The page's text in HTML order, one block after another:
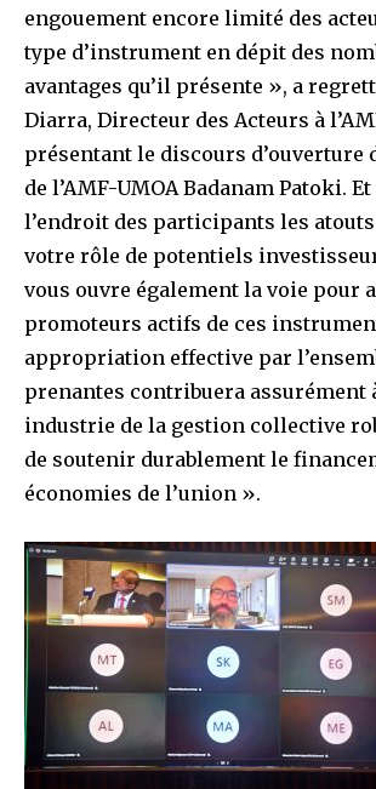
engouement encore limité des
type d’instrument en dépit des
avantages qu’il présente », a
Diarra, Directeur des Acteurs à
présentant le discours d’ouverture
de l’AMF-UMOA Badanam Patoki.
l’endroit des participants les atouts
votre rôle de potentiels
vous ouvre également la voie pour
promoteurs actifs de ces
appropriation effective par
prenantes contribuera assurément
industrie de la gestion collective
de soutenir durablement le
économies de l’union ».